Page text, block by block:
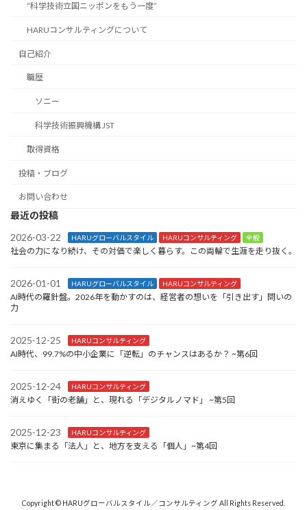
“科学技術立国ニッポンをもう一度”
HARUコンサルティングについて
自己紹介
職歴
ソニー
科学技術振興機構 JST
取得資格
投稿・ブログ
お問い合わせ
最近の投稿
2026-03-22
HARUグローバルスタイル HARUコンサルティング 全般
社会の力になり続け、その対価で楽しく暮らす。この両輪で生涯を走り抜く。
2026-01-01 HARUグローバルスタイル HARUコンサルティング
AI時代の羅針盤。2026年を動かすのは、経営者の想いを「引き出す」問いの
力
2025-12-25 HARUコンサルティング
AI時代、99.7%の中小企業に「逆転」のチャンスはあるか？ ~第6回
2025-12-24 HARUコンサルティング
消えゆく「街の老舗」と、現れる「デジタルノマド」 ~第5回
2025-12-23 HARUコンサルティング
東京に集まる「法人」と、地方を支える「個人」~第4回
Copyright © HARUグローバルスタイル／コンサルティング All Rights Reserved.